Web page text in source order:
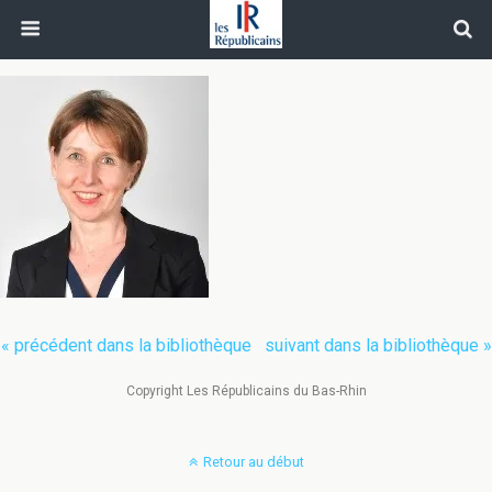
« précédent dans la bibliothèque suivant dans la bibliothèque »
Copyright Les Républicains du Bas-Rhin
Retour au début